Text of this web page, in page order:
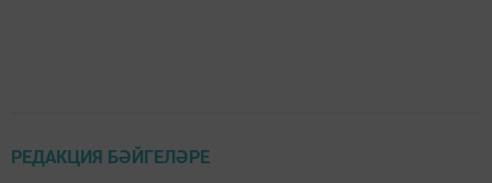
РЕДАКЦИЯ БӘЙГЕЛӘРЕ